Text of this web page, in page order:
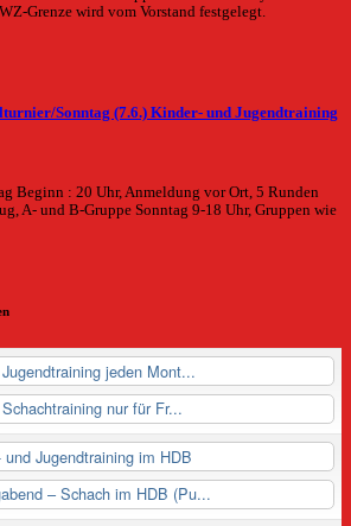
Grenze wird vom Vorstand festgelegt.
Sonntag (7.6.) Kinder- und Jugendtraining
Beginn : 20 Uhr, Anmeldung vor Ort, 5 Runden
A- und B-Gruppe Sonntag 9-18 Uhr, Gruppen wie
jeden Mont...
nur für Fr...
und Jugendtraining im HDB
– Schach im HDB (Pu...